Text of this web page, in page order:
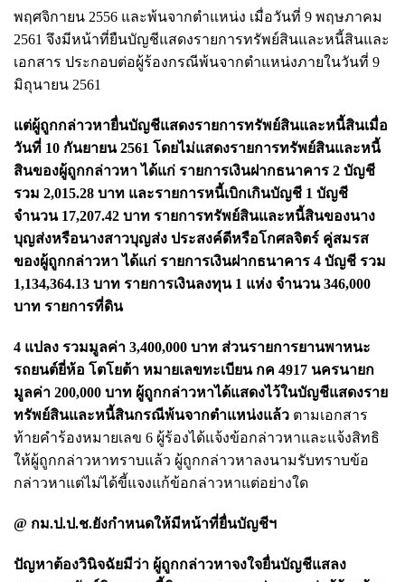
พฤศจิกายน 2556 และพ้นจากตำแหน่ง เมื่อวันที่ 9 พฤษภาคม
2561 จึงมีหน้าที่ยืนบัญชีแสดงรายการทรัพย์สินและหนี้สินและ
เอกสาร ประกอบต่อผู้ร้องกรณีพ้นจากตำแหน่งภายในวันที่ 9
มิถุนายน 2561
แต่ผู้ถูกกล่าวหายื่นบัญชีแสดงรายการทรัพย์สินและหนี้สินเมื่อ
วันที่ 10 กันยายน 2561 โดยไม่แสดงรายการทรัพย์สินและหนี้
สินของผู้ถูกกล่าวหา ได้แก่ รายการเงินฝากธนาคาร 2 บัญชี
รวม 2,015.28 บาท และรายการหนี้เบิกเกินบัญชี 1 บัญชี
จำนวน 17,207.42 บาท รายการทรัพย์สินและหนี้สินของนาง
บุญส่งหรือนางสาวบุญส่ง ประสงค์ดีหรือโกศลจิตร์ คู่สมรส
ของผู้ถูกกล่าวหา ได้แก่ รายการเงินฝากธนาคาร 4 บัญชี รวม
1,134,364.13 บาท รายการเงินลงทุน 1 แห่ง จำนวน 346,000
บาท รายการที่ดิน
4 แปลง รวมมูลค่า 3,400,000 บาท ส่วนรายการยานพาหนะ
รถยนต์ยี่ห้อ โตโยต้า หมายเลขทะเบียน กค 4917 นครนายก
มูลค่า 200,000 บาท ผู้ถูกกล่าวหาได้แสดงไว้ในบัญชีแสดงราย
ทรัพย์สินและหนี้สินกรณีพ้นจากตำแหน่งแล้ว ตามเอกสาร
ท้ายคำร้องหมายเลข 6 ผู้ร้องได้แจ้งข้อกล่าวหาและแจ้งสิทธิ
ให้ผู้ถูกกล่าวหาทราบแล้ว ผู้ถูกกล่าวหาลงนามรับทราบข้อ
กล่าวหาแต่ไม่ได้ขี้แจงแก้ข้อกล่าวหาแต่อย่างใด
@ กม.ป.ป.ช.ยังกำหนดให้มีหน้าที่ยื่นบัญชีฯ
ปัญหาต้องวินิจฉัยมีว่า ผู้ถูกกล่าวหาจงใจยื่นบัญชีแสลง